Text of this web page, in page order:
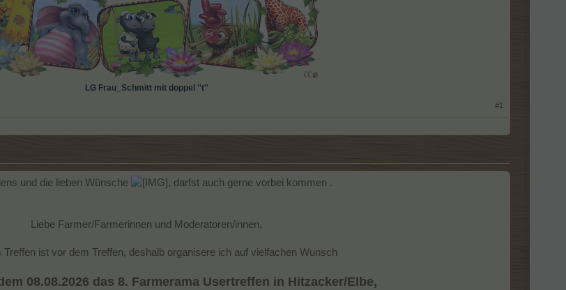
LG Frau_Schmitt mit doppel ''t''
#1
und die lieben Wünsche , darfst auch gerne vorbei kommen .
Liebe Farmer/Farmerinnen und Moderatoren/innen,
Treffen ist vor dem Treffen, deshalb organisere ich auf vielfachen Wunsch​
08.08.2026 das 8. Farmerama Usertreffen in Hitzacker/Elbe,